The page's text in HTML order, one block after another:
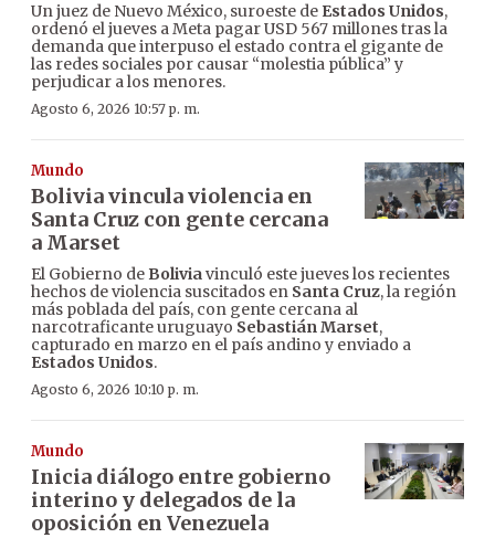
Un juez de Nuevo México, suroeste de Estados Unidos,
ordenó el jueves a Meta pagar USD 567 millones tras la
demanda que interpuso el estado contra el gigante de
las redes sociales por causar “molestia pública” y
perjudicar a los menores.
Agosto 6, 2026 10:57 p. m.
Mundo
Bolivia vincula violencia en
Santa Cruz con gente cercana
a Marset
El Gobierno de Boliviavinculó este jueves los recientes
hechos de violencia suscitados en Santa Cruz, la región
más poblada del país, con gente cercana al
narcotraficante uruguayo Sebastián Marset,
capturado en marzo en el país andino y enviado a
Estados Unidos.
Agosto 6, 2026 10:10 p. m.
Mundo
Inicia diálogo entre gobierno
interino y delegados de la
oposición en Venezuela